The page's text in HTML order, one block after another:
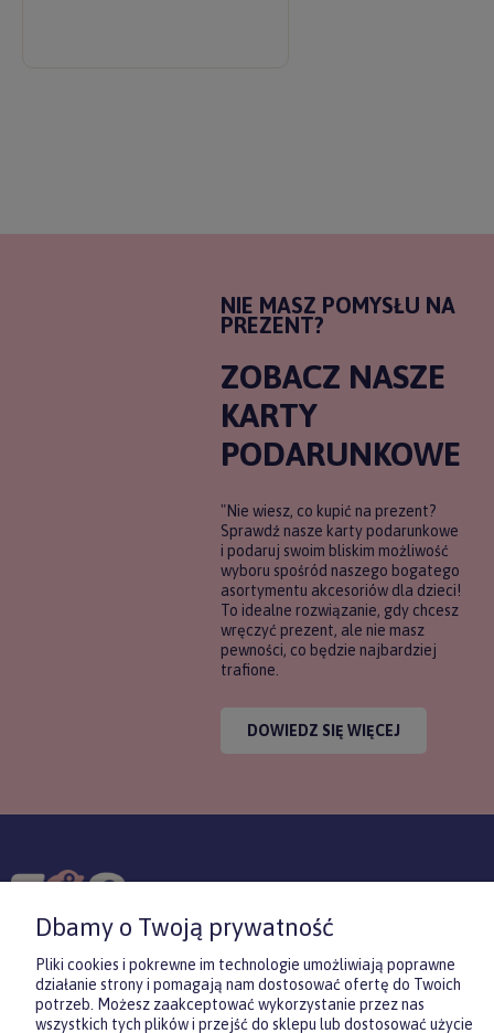
NIE MASZ POMYSŁU NA
PREZENT?
ZOBACZ NASZE
KARTY
PODARUNKOWE
"Nie wiesz, co kupić na prezent?
Sprawdź nasze karty podarunkowe
i podaruj swoim bliskim możliwość
wyboru spośród naszego bogatego
asortymentu akcesoriów dla dzieci!
To idealne rozwiązanie, gdy chcesz
wręczyć prezent, ale nie masz
pewności, co będzie najbardziej
trafione.
DOWIEDZ SIĘ WIĘCEJ
Sklep internetowy Shoper.pl
Dbamy o Twoją prywatność
Pliki cookies i pokrewne im technologie umożliwiają poprawne
działanie strony i pomagają nam dostosować ofertę do Twoich
potrzeb. Możesz zaakceptować wykorzystanie przez nas
wszystkich tych plików i przejść do sklepu lub dostosować użycie